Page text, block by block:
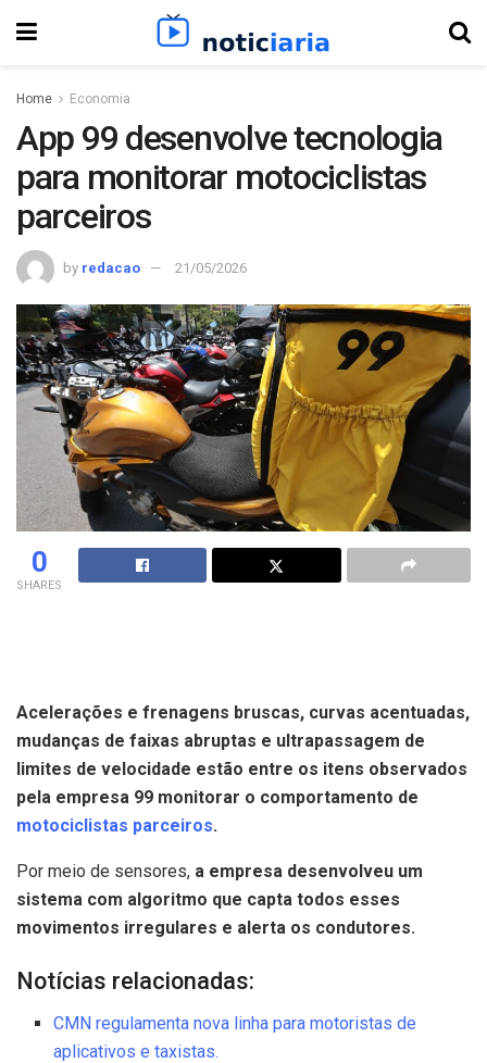
Home Economia
App 99 desenvolve tecnologia
para monitorar motociclistas
parceiros
by redacao 21/05/2026
0
SHARES
Acelerações e frenagens bruscas, curvas acentuadas,
mudanças de faixas abruptas e ultrapassagem de
limites de velocidade estão entre os itens observados
pela empresa 99 monitorar o comportamento de
motociclistas parceiros.
Por meio de sensores, a empresa desenvolveu um
sistema com algoritmo que capta todos esses
movimentos irregulares e alerta os condutores.
Notícias relacionadas:
CMN regulamenta nova linha para motoristas de
aplicativos e taxistas.